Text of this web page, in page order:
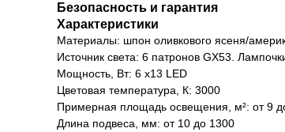
Безопасность и гарантия
Характеристики
Материалы: шпон оливкового ясеня/
Источник света: 6 патронов GX53.
Мощность, Вт: 6 х13 LED
Цветовая температура, К: 3000
Примерная площадь освещения, м²: от 9
Длина подвеса, мм: от 10 до 1300